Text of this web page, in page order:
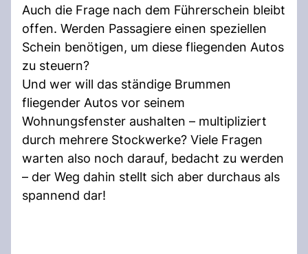
Auch die Frage nach dem Führerschein bleibt
offen. Werden Passagiere einen speziellen
Schein benötigen, um diese fliegenden Autos
zu steuern?
Und wer will das ständige Brummen
fliegender Autos vor seinem
Wohnungsfenster aushalten – multipliziert
durch mehrere Stockwerke? Viele Fragen
warten also noch darauf, bedacht zu werden
– der Weg dahin stellt sich aber durchaus als
spannend dar!